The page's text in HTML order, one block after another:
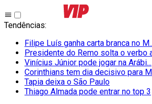
Tendências:
Filipe Luís ganha carta branca no
Presidente do Remo solta o verbo
Vinícius Júnior pode jogar na Arábi...
Corinthians tem dia decisivo para
Tapia deixa o São Paulo
Thiago Almada pode entrar no top 3